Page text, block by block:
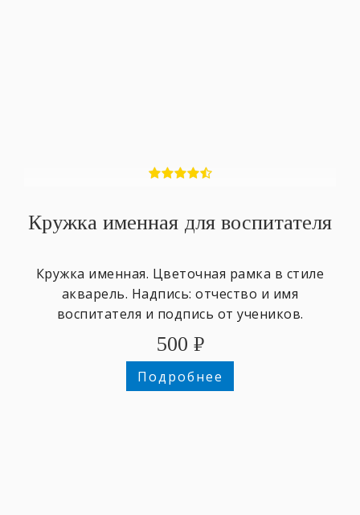
Кружка именная для воспитателя
Кружка именная. Цветочная рамка в стиле
акварель. Надпись: отчество и имя
воспитателя и подпись от учеников.
500 ₽
Подробнее